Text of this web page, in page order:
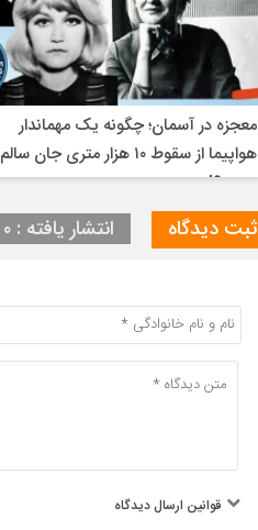
معجزه در آسمان؛ چگونه یک مهماندار
هواپیما از سقوط ۱۰ هزار متری جان
در برد؟!
ثبت دیدگاه انتشار یافته : ۰
قوانین ارسال دیدگاه